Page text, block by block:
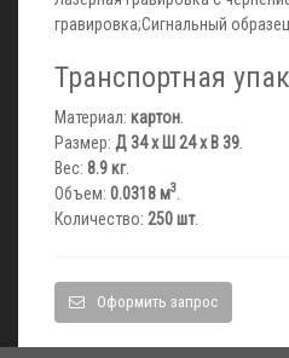
гравировка;Сигнальный
Транспортная
Материал: картон
Размер: Д 34 x Ш 24 x В 39
Вес: 8.9 кг.
Объем: 0.0318 м3
Количество: 250 шт.
Оформить запрос